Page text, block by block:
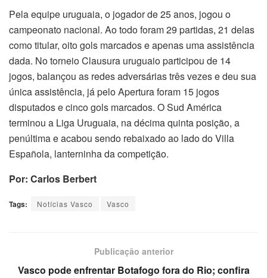
Pela equipe uruguaia, o jogador de 25 anos, jogou o
campeonato nacional. Ao todo foram 29 partidas, 21 delas
como titular, oito gols marcados e apenas uma assistência
dada. No torneio Clausura uruguaio participou de 14
jogos, balançou as redes adversárias três vezes e deu sua
única assistência, já pelo Apertura foram 15 jogos
disputados e cinco gols marcados. O Sud América
terminou a Liga Uruguaia, na décima quinta posição, a
penúltima e acabou sendo rebaixado ao lado do Villa
Española, lanterninha da competição.
Por: Carlos Berbert
Tags: Notícias Vasco Vasco
Publicação anterior
Vasco pode enfrentar Botafogo fora do Rio; confira